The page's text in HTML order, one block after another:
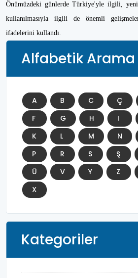
Önümüzdeki günlerde Türkiye'yle ilgili,
kullanılmasıyla ilgili de önemli
ifadelerini kullandı.
Alfabetik Arama
A B C Ç
F
G H I
K
L M N
P
R S Ş
Ü
V Y Z
X
Kategoriler